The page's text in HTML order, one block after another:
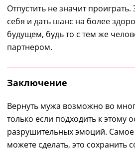
Отпустить не значит
себя и дать шанс на более
будущем, будь то с тем же
партнером.
Заключение
Вернуть мужа возможно во
только если подходить к этому
разрушительных эмоций.
можете сделать, это сохранить